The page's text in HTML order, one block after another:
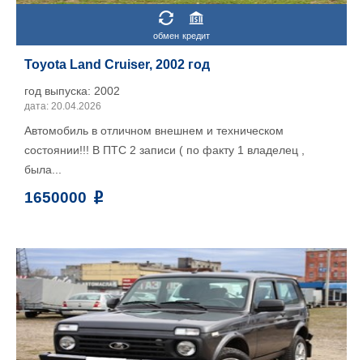
обмен кредит
Toyota Land Cruiser, 2002 год
год выпуска: 2002
дата: 20.04.2026
Автомобиль в отличном внешнем и техническом
состоянии!!! В ПТС 2 записи ( по факту 1 владелец ,
была...
1650000